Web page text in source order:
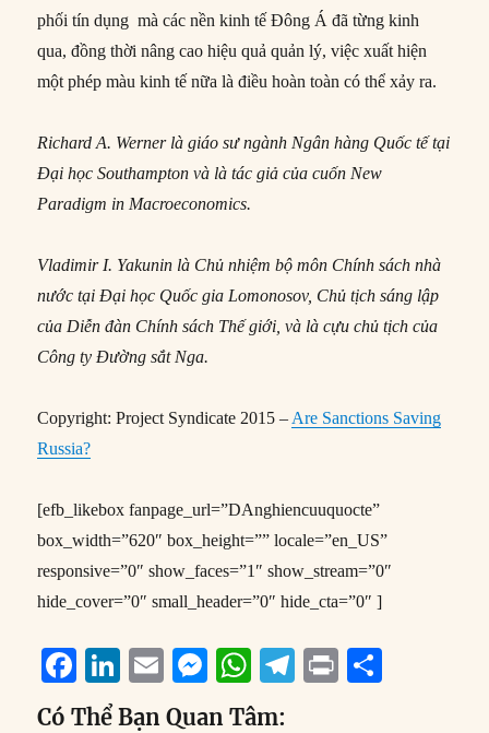
phối tín dụng mà các nền kinh tế Đông Á đã từng kinh
qua, đồng thời nâng cao hiệu quả quản lý, việc xuất hiện
một phép màu kinh tế nữa là điều hoàn toàn có thể xảy ra.
Richard A. Werner là giáo sư ngành Ngân hàng Quốc tế tại
Đại học Southampton và là tác giả của cuốn New
Paradigm in Macroeconomics.
Vladimir I. Yakunin là Chủ nhiệm bộ môn Chính sách nhà
nước tại Đại học Quốc gia Lomonosov, Chủ tịch sáng lập
của Diễn đàn Chính sách Thế giới, và là cựu chủ tịch của
Công ty Đường sắt Nga.
Copyright: Project Syndicate 2015 – Are Sanctions Saving
Russia?
[efb_likebox fanpage_url=”DAnghiencuuquocte”
box_width=”620″ box_height=”” locale=”en_US”
responsive=”0″ show_faces=”1″ show_stream=”0″
hide_cover=”0″ small_header=”0″ hide_cta=”0″ ]
F
a
Li
n
E
m
M W
h
T
P
Có Thể Bạn Quan Tâm: